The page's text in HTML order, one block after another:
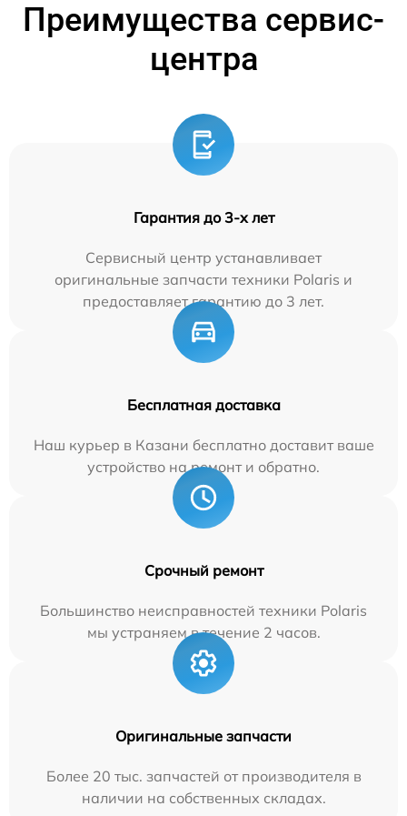
Преимущества сервис-
центра
Гарантия до 3-х лет
Сервисный центр устанавливает
оригинальные запчасти техники Polaris и
предоставляет гарантию до 3 лет.
Бесплатная доставка
Наш курьер в Казани бесплатно доставит ваше
устройство на ремонт и обратно.
Срочный ремонт
Большинство неисправностей техники Polaris
мы устраняем в течение 2 часов.
Оригинальные запчасти
Более 20 тыс. запчастей от производителя в
наличии на собственных складах.